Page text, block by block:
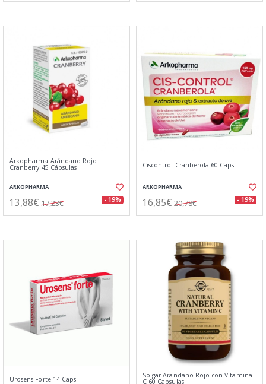
Arkopharma Arándano Rojo
Cranberry 45 Cápsulas
ARKOPHARMA
13,88€ 17,23€ - 19%
Ciscontrol Cranberola 60 Caps
ARKOPHARMA
16,85€ 20,78€ - 19%
Urosens Forte 14 Caps Solgar Arandano Rojo con Vitamina
C 60 Capsulas